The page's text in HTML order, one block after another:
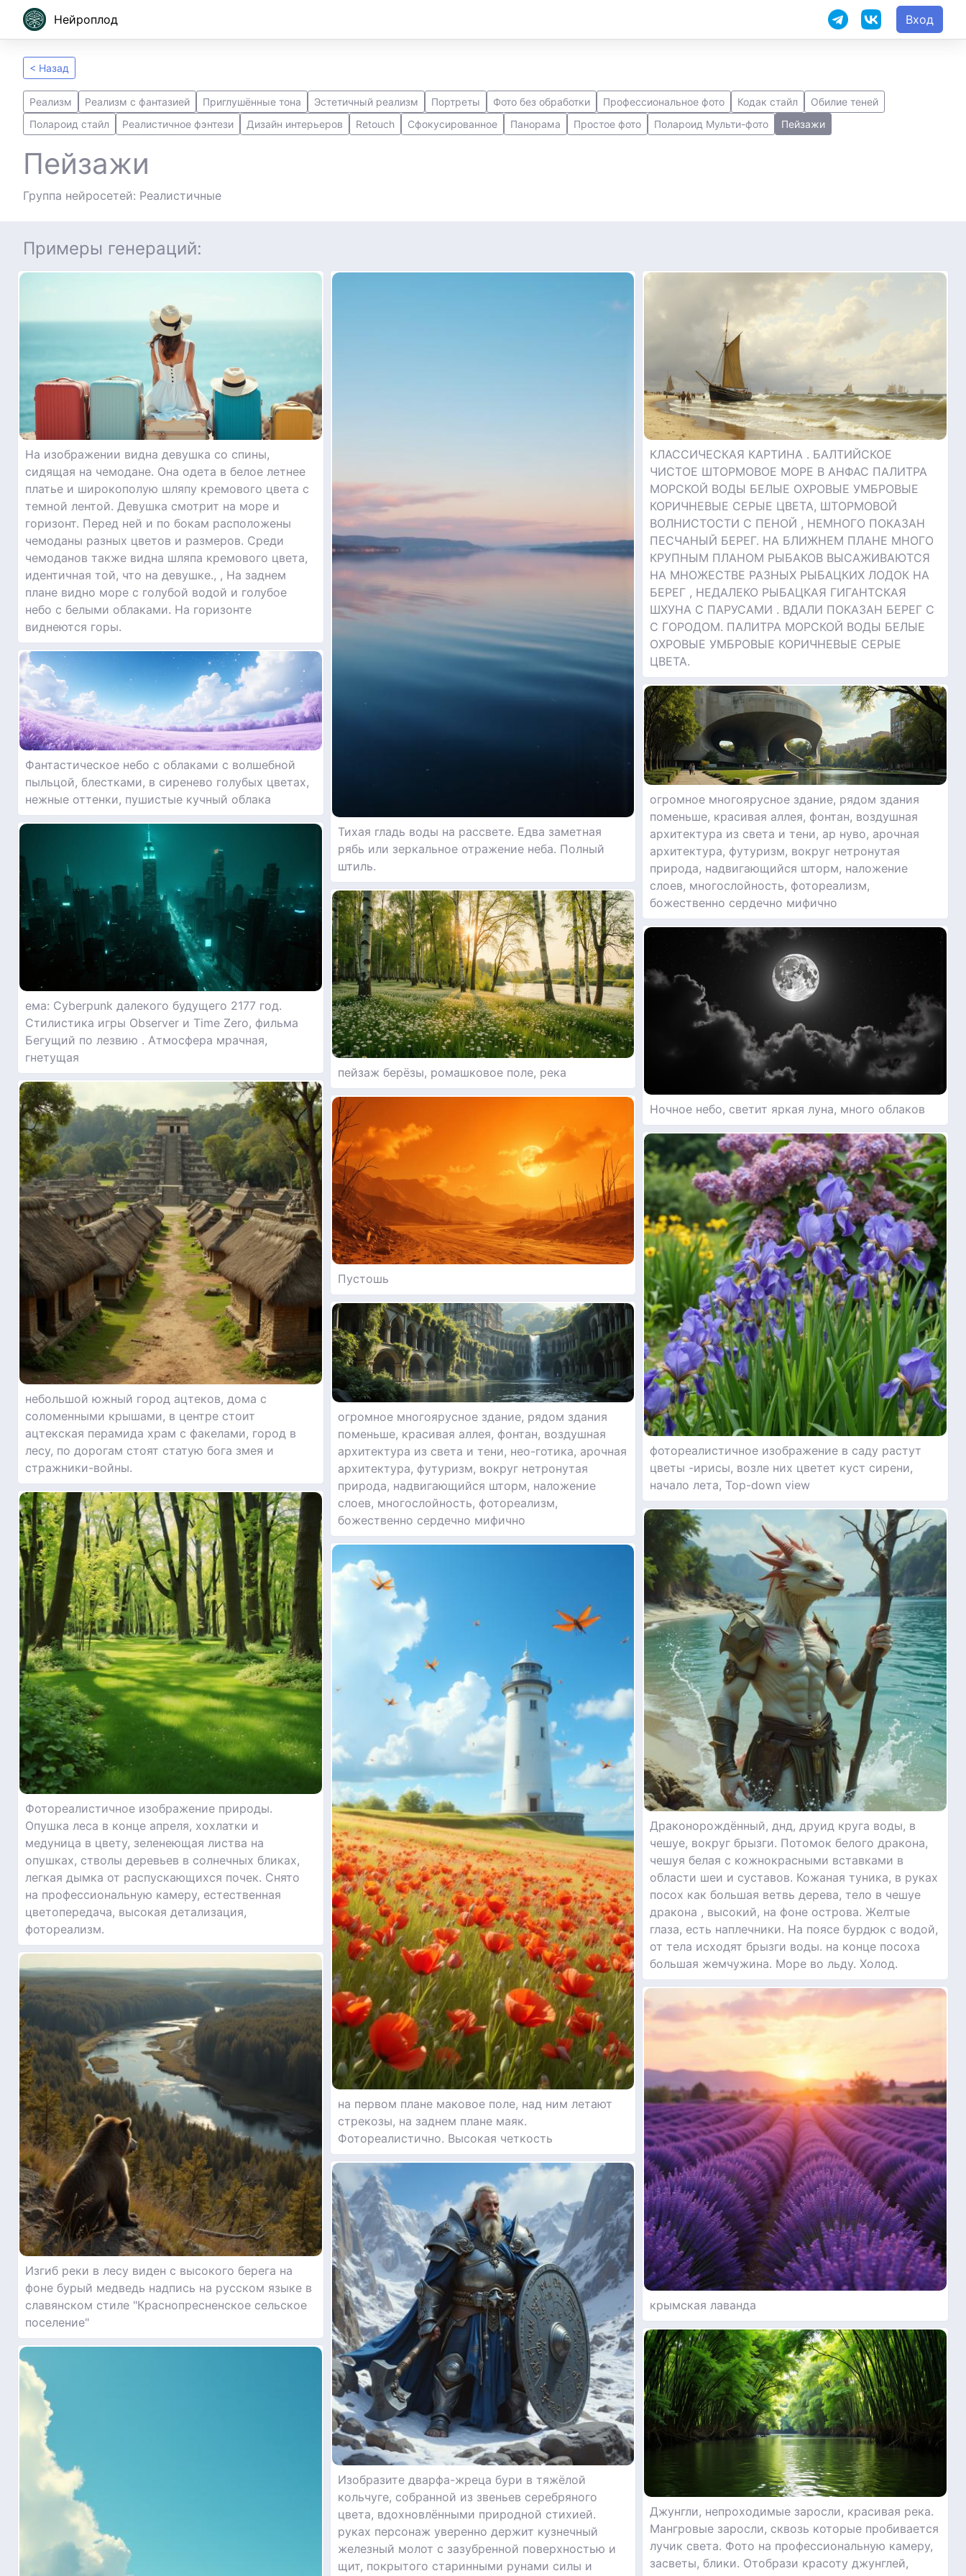
Нейроплод Вход
< Назад
Реализм Реализм с фантазией Приглушённые тона Эстетичный реализм Портреты Фото без обработки Профессиональное фото Кодак стайл
Обилие теней
Полароид стайл
Реалистичное фэнтези Дизайн интерьеров Retouch Сфокусированное Панорама Простое фото Полароид Мульти-фото Пейзажи
Пейзажи
Группа нейросетей: Реалистичные
Примеры генераций:
На изображении видна девушка со спины,
сидящая на чемодане. Она одета в белое летнее
платье и широкополую шляпу кремового цвета с
темной лентой. Девушка смотрит на море и
горизонт. Перед ней и по бокам расположены
чемоданы разных цветов и размеров. Среди
чемоданов также видна шляпа кремового цвета,
идентичная той, что на девушке., , На заднем
плане видно море с голубой водой и голубое
небо с белыми облаками. На горизонте
виднеются горы.
Фантастическое небо с облаками с волшебной
пыльцой, блестками, в сиренево голубых цветах,
нежные оттенки, пушистые кучный облака
ема: Cyberpunk далекого будущего 2177 год.
Стилистика игры Observer и Time Zero, фильма
Бегущий по лезвию . Атмосфера мрачная,
гнетущая
небольшой южный город ацтеков, дома с
соломенными крышами, в центре стоит
ацтекская перамида храм с факелами, город в
лесу, по дорогам стоят статую бога змея и
стражники-войны.
Фотореалистичное изображение природы.
Опушка леса в конце апреля, хохлатки и
медуница в цвету, зеленеющая листва на
опушках, стволы деревьев в солнечных бликах,
легкая дымка от распускающихся почек. Снято
на профессиональную камеру, естественная
цветопередача, высокая детализация,
фотореализм.
Изгиб реки в лесу виден с высокого берега на
фоне бурый медведь надпись на русском языке в
славянском стиле "Краснопресненское сельское
поселение"
Тихая гладь воды на рассвете. Едва заметная
рябь или зеркальное отражение неба. Полный
штиль.
пейзаж берёзы, ромашковое поле, река
Пустошь
огромное многоярусное здание, рядом здания
поменьше, красивая аллея, фонтан, воздушная
архитектура из света и тени, нео-готика, арочная
архитектура, футуризм, вокруг нетронутая
природа, надвигающийся шторм, наложение
слоев, многослойность, фотореализм,
божественно сердечно мифично
на первом плане маковое поле, над ним летают
стрекозы, на заднем плане маяк.
Фотореалистично. Высокая четкость
Изобразите дварфа-жреца бури в тяжёлой
кольчуге, собранной из звеньев серебряного
цвета, вдохновлёнными природной стихией.
руках персонаж уверенно держит кузнечный
железный молот с зазубренной поверхностью и
щит, покрытого старинными рунами силы и
КЛАССИЧЕСКАЯ КАРТИНА . БАЛТИЙСКОЕ
ЧИСТОЕ ШТОРМОВОЕ МОРЕ В АНФАС ПАЛИТРА
МОРСКОЙ ВОДЫ БЕЛЫЕ ОХРОВЫЕ УМБРОВЫЕ
КОРИЧНЕВЫЕ СЕРЫЕ ЦВЕТА, ШТОРМОВОЙ
ВОЛНИСТОСТИ С ПЕНОЙ , НЕМНОГО ПОКАЗАН
ПЕСЧАНЫЙ БЕРЕГ. НА БЛИЖНЕМ ПЛАНЕ МНОГО
КРУПНЫМ ПЛАНОМ РЫБАКОВ ВЫСАЖИВАЮТСЯ
НА МНОЖЕСТВЕ РАЗНЫХ РЫБАЦКИХ ЛОДОК НА
БЕРЕГ , НЕДАЛЕКО РЫБАЦКАЯ ГИГАНТСКАЯ
ШХУНА С ПАРУСАМИ . ВДАЛИ ПОКАЗАН БЕРЕГ С
С ГОРОДОМ. ПАЛИТРА МОРСКОЙ ВОДЫ БЕЛЫЕ
ОХРОВЫЕ УМБРОВЫЕ КОРИЧНЕВЫЕ СЕРЫЕ
ЦВЕТА.
огромное многоярусное здание, рядом здания
поменьше, красивая аллея, фонтан, воздушная
архитектура из света и тени, ар нуво, арочная
архитектура, футуризм, вокруг нетронутая
природа, надвигающийся шторм, наложение
слоев, многослойность, фотореализм,
божественно сердечно мифично
Ночное небо, светит яркая луна, много облаков
фотореалистичное изображение в саду растут
цветы -ирисы, возле них цветет куст сирени,
начало лета, Top-down view
Драконорождённый, днд, друид круга воды, в
чешуе, вокруг брызги. Потомок белого дракона,
чешуя белая с кожнокрасными вставками в
области шеи и суставов. Кожаная туника, в руках
посох как большая ветвь дерева, тело в чешуе
дракона , высокий, на фоне острова. Желтые
глаза, есть наплечники. На поясе бурдюк с водой,
от тела исходят брызги воды. на конце посоха
большая жемчужина. Море во льду. Холод.
крымская лаванда
Джунгли, непроходимые заросли, красивая река.
Мангровые заросли, сквозь которые пробивается
лучик света. Фото на профессиональную камеру,
засветы, блики. Отобрази красоту джунглей,